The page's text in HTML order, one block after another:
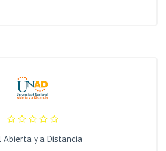
Abierta y a Distancia